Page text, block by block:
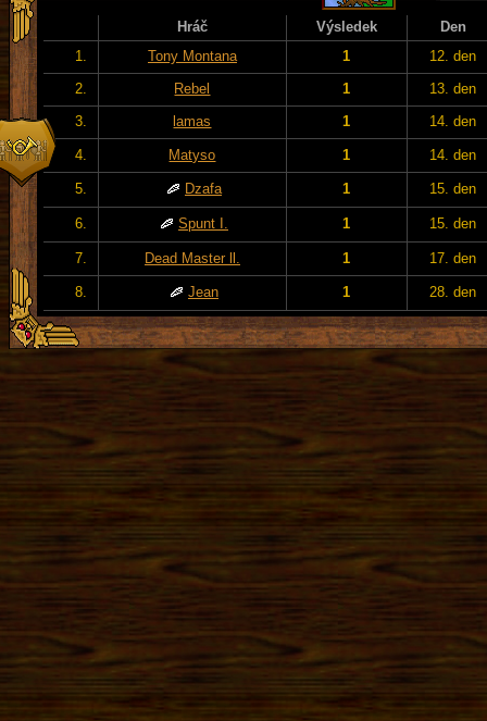
Hráč Výsledek
Den
1.
Tony Montana 1
12. den
2.
Rebel 1
13. den
3.
lamas 1 14. den
4. Matyso 1 14. den
5. Dzafa 1 15. den
6. Spunt I. 1 15. den
7. Dead Master ll. 1 17. den
8. Jean 1 28. den